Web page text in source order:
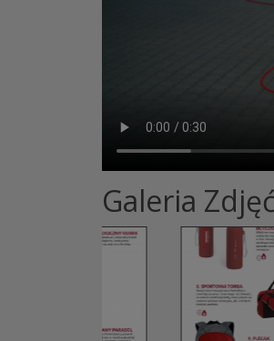
Galeria Zdjęć